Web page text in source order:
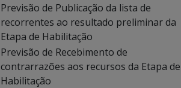
Previsão de Publicação da lista de
recorrentes ao resultado preliminar da
Etapa de Habilitação
Previsão de Recebimento de
contrarrazões aos recursos da Etapa de
Habilitação